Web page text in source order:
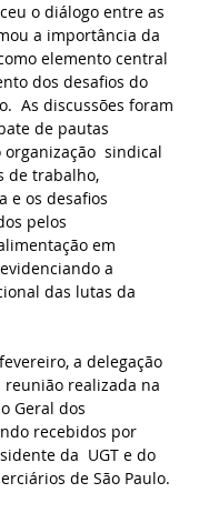
o diálogo entre as
a importância da
elemento central
dos desafios do
As discussões foram
de pautas
sindical
de trabalho,
e os desafios
pelos
em
a
das lutas da
a delegação
realizada na
Geral dos
recebidos por
da  UGT e do
de São Paulo.